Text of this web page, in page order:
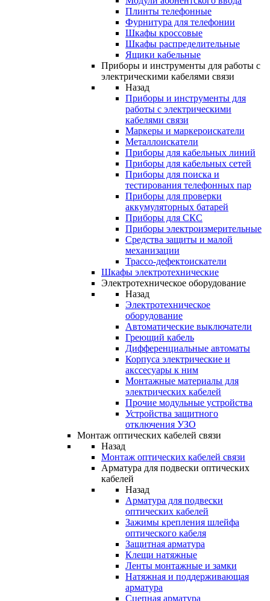
Плинты телефонные
Фурнитура для телефонии
Шкафы кроссовые
Шкафы распределительные
Ящики кабельные
Приборы и инструменты для работы с
электрическими кабелями связи
Назад
Приборы и инструменты для
работы с электрическими
кабелями связи
Маркеры и маркероискатели
Металлоискатели
Приборы для кабельных линий
Приборы для кабельных сетей
Приборы для поиска и
тестирования телефонных пар
Приборы для проверки
аккумуляторных батарей
Приборы для СКС
Приборы электроизмерительные
Средства защиты и малой
механизации
Трассо-дефектоискатели
Шкафы электротехнические
Электротехническое оборудование
Назад
Электротехническое
оборудование
Автоматические выключатели
Греющий кабель
Дифференциальные автоматы
Корпуса электрические и
акссесуары к ним
Монтажные материалы для
электрических кабелей
Прочие модульные устройства
Устройства защитного
отключения УЗО
Монтаж оптических кабелей связи
Назад
Монтаж оптических кабелей связи
Арматура для подвески оптических
кабелей
Назад
Арматура для подвески
оптических кабелей
Зажимы крепления шлейфа
оптического кабеля
Защитная арматура
Клещи натяжные
Ленты монтажные и замки
Натяжная и поддерживающая
арматура
Сцепная арматура